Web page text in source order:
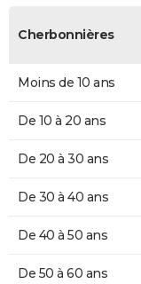
Cherbonnières
Moins de 10 ans
De 10 à 20 ans
De 20 à 30 ans
De 30 à 40 ans
De 40 à 50 ans
De 50 à 60 ans